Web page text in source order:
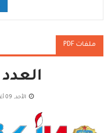
ملفات PDF
العدد -
الأحد, 09 أغسطس 2026